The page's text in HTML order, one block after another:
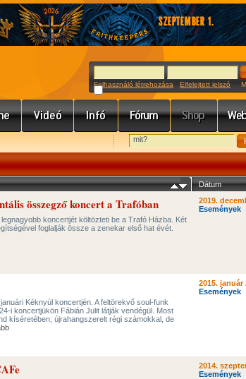
Felhasználó létrehozása Elfelejtett jelszó
Dátum
összegző koncert a Trafóban
koncertjét költözteti be a Trafó Házba. Két
foglalják össze a zenekar első hat évét.
2019.
Események
Kéknyúl koncertjén. A feltörekvő soul-funk
i koncertjükön Fábián Julit látják vendégül. Most
kíséretében; újrahangszerelt régi számokkal, de
2015. január
Események
2014.
Események